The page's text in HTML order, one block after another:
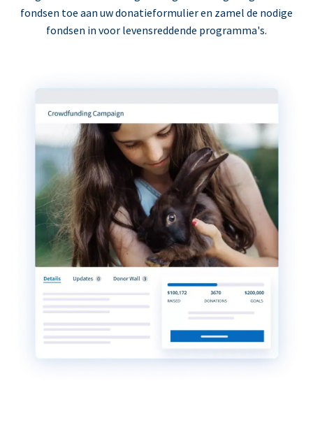
fondsen toe aan uw donatieformulier en zamel de nodige
fondsen in voor levensreddende programma's.